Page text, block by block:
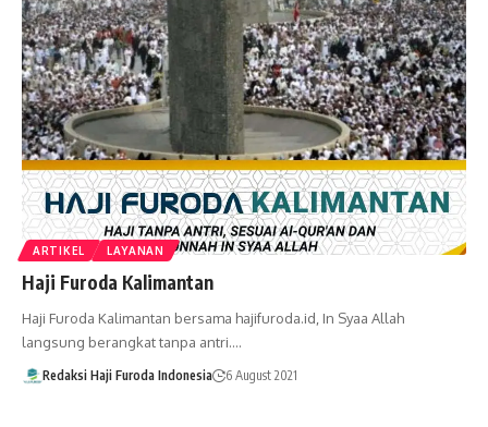
ARTIKEL LAYANAN
Haji Furoda Kalimantan
Haji Furoda Kalimantan bersama hajifuroda.id, In Syaa Allah
langsung berangkat tanpa antri.…
Redaksi Haji Furoda Indonesia 6 August 2021